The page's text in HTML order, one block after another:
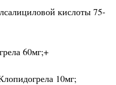
кислоты 75-
60мг;+
10мг;